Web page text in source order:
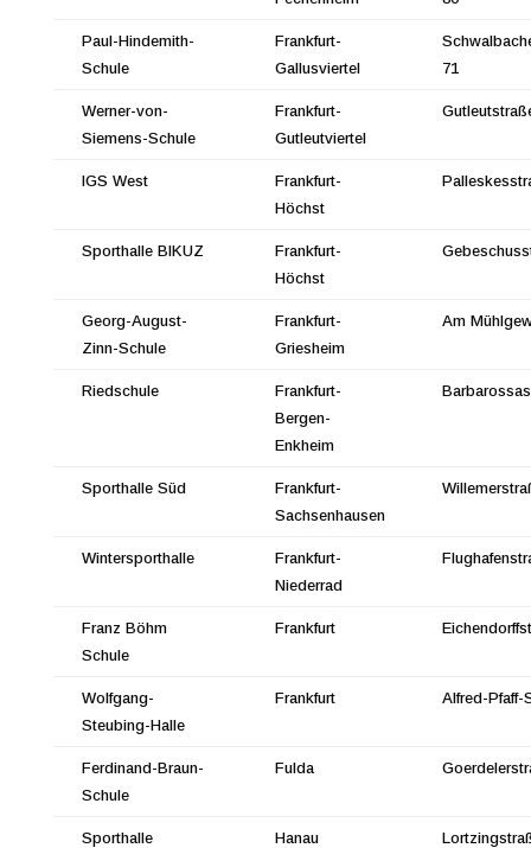
Paul-Hindemith-
Schule
Frankfurt-
Gallusviertel
71
Werner-von-
Siemens-Schule
Frankfurt-
Gutleutviertel
IGS West
Frankfurt-
Höchst
Sporthalle BIKUZ
Frankfurt-
Höchst
Georg-August-
Zinn-Schule
Frankfurt-
Griesheim
Am
Riedschule
Frankfurt-
Bergen-
Enkheim
Sporthalle Süd
Frankfurt-
Sachsenhausen
Wintersporthalle
Frankfurt-
Niederrad
Franz Böhm
Schule
Frankfurt
Wolfgang-
Steubing-Halle
Frankfurt Alfred-Pfaff-
Ferdinand-Braun-
Schule
Fulda
Sporthalle
Hanau